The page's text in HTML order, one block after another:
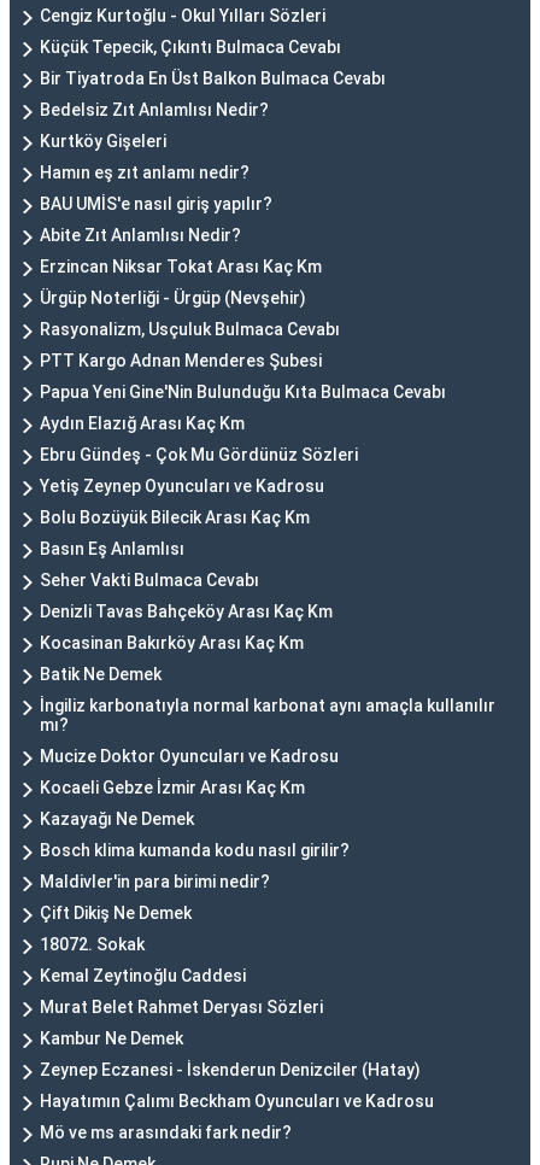
Cengiz Kurtoğlu - Okul Yılları Sözleri
Küçük Tepecik, Çıkıntı Bulmaca Cevabı
Bir Tiyatroda En Üst Balkon Bulmaca Cevabı
Bedelsiz Zıt Anlamlısı Nedir?
Kurtköy Gişeleri
Hamın eş zıt anlamı nedir?
BAU UMİS'e nasıl giriş yapılır?
Abite Zıt Anlamlısı Nedir?
Erzincan Niksar Tokat Arası Kaç Km
Ürgüp Noterliği - Ürgüp (Nevşehir)
Rasyonalizm, Usçuluk Bulmaca Cevabı
PTT Kargo Adnan Menderes Şubesi
Papua Yeni Gine'Nin Bulunduğu Kıta Bulmaca Cevabı
Aydın Elazığ Arası Kaç Km
Ebru Gündeş - Çok Mu Gördünüz Sözleri
Yetiş Zeynep Oyuncuları ve Kadrosu
Bolu Bozüyük Bilecik Arası Kaç Km
Basın Eş Anlamlısı
Seher Vakti Bulmaca Cevabı
Denizli Tavas Bahçeköy Arası Kaç Km
Kocasinan Bakırköy Arası Kaç Km
Batik Ne Demek
İngiliz karbonatıyla normal karbonat aynı amaçla kullanılır
mı?
Mucize Doktor Oyuncuları ve Kadrosu
Kocaeli Gebze İzmir Arası Kaç Km
Kazayağı Ne Demek
Bosch klima kumanda kodu nasıl girilir?
Maldivler'in para birimi nedir?
Çift Dikiş Ne Demek
18072. Sokak
Kemal Zeytinoğlu Caddesi
Murat Belet Rahmet Deryası Sözleri
Kambur Ne Demek
Zeynep Eczanesi - İskenderun Denizciler (Hatay)
Hayatımın Çalımı Beckham Oyuncuları ve Kadrosu
Mö ve ms arasındaki fark nedir?